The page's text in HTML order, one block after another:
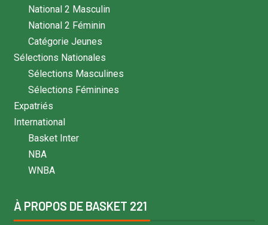
National 2 Masculin
National 2 Féminin
Catégorie Jeunes
Sélections Nationales
Sélections Masculines
Sélections Féminines
Expatriés
International
Basket Inter
NBA
WNBA
À PROPOS DE BASKET 221